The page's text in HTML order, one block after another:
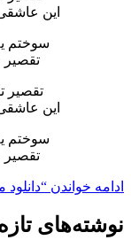
این
سوختم
تقصیر
این
سوختم
ادامه خواندن
نوشته‌های